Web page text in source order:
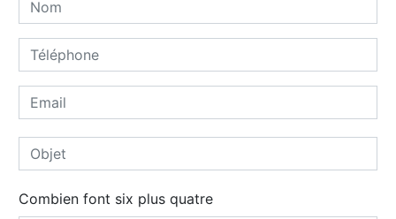
Combien font six plus quatre